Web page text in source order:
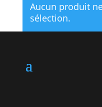
Aucun produit
sélection.